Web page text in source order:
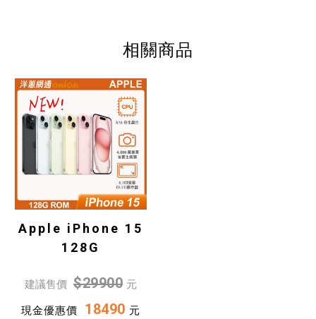
相關商品
Apple iPhone 15
128G
建議售價 $29900 元
現金優惠價 18490 元